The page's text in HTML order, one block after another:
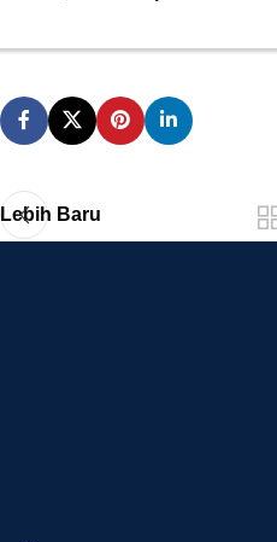
Lebih Baru